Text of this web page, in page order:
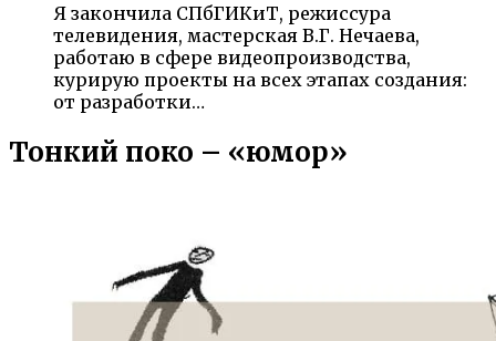
Я закончила СПбГИКиТ, режиссура
телевидения, мастерская В.Г. Нечаева,
работаю в сфере видеопроизводства,
курирую проекты на всех этапах создания:
от разработки…
Тонкий поко – «юмор»